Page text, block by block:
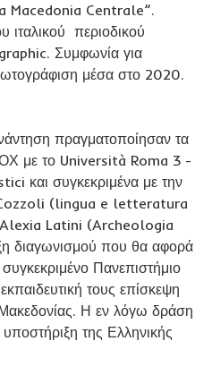
Macedonia Centrale”.
ιταλικού περιοδικού
Συμφωνία για
μέσα στο 2020.
πραγματοποίησαν τα
με το Università Roma 3 -
και συγκεκριμένα με την
(lingua e letteratura
Alexia Latini (Archeologia
διαγωνισμού που θα αφορά
Πανεπιστήμιο
τους επίσκεψη
Η εν λόγω δράση
της Ελληνικής